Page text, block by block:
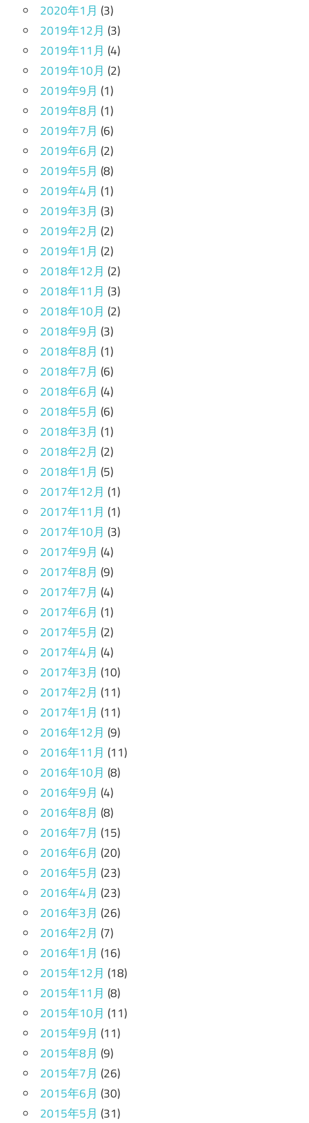
2020年1月 (3)
2019年12月 (3)
2019年11月 (4)
2019年10月 (2)
2019年9月 (1)
2019年8月 (1)
2019年7月 (6)
2019年6月 (2)
2019年5月 (8)
2019年4月 (1)
2019年3月 (3)
2019年2月 (2)
2019年1月 (2)
2018年12月 (2)
2018年11月 (3)
2018年10月 (2)
2018年9月 (3)
2018年8月 (1)
2018年7月 (6)
2018年6月 (4)
2018年5月 (6)
2018年3月 (1)
2018年2月 (2)
2018年1月 (5)
2017年12月 (1)
2017年11月 (1)
2017年10月 (3)
2017年9月 (4)
2017年8月 (9)
2017年7月 (4)
2017年6月 (1)
2017年5月 (2)
2017年4月 (4)
2017年3月 (10)
2017年2月 (11)
2017年1月 (11)
2016年12月 (9)
2016年11月 (11)
2016年10月 (8)
2016年9月 (4)
2016年8月 (8)
2016年7月 (15)
2016年6月 (20)
2016年5月 (23)
2016年4月 (23)
2016年3月 (26)
2016年2月 (7)
2016年1月 (16)
2015年12月 (18)
2015年11月 (8)
2015年10月 (11)
2015年9月 (11)
2015年8月 (9)
2015年7月 (26)
2015年6月 (30)
2015年5月 (31)